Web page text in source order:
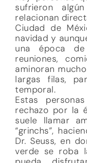
sufrieron
relacionan
Ciudad de
navidad y
una época de
reuniones,
aminoran
largas filas,
temporal.
Estas
rechazo por la
suele llamar
“grinchs”,
Dr. Seuss, en
verde se roba